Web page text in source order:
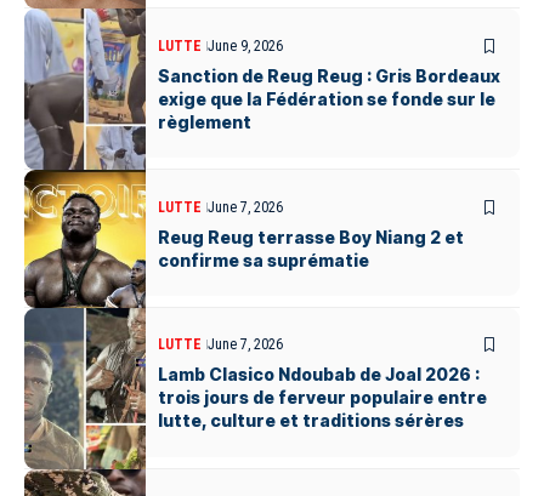
LUTTE June 9, 2026
Sanction de Reug Reug : Gris Bordeaux
exige que la Fédération se fonde sur le
règlement
LUTTE June 7, 2026
Reug Reug terrasse Boy Niang 2 et
confirme sa suprématie
LUTTE June 7, 2026
Lamb Clasico Ndoubab de Joal 2026 :
trois jours de ferveur populaire entre
lutte, culture et traditions sérères